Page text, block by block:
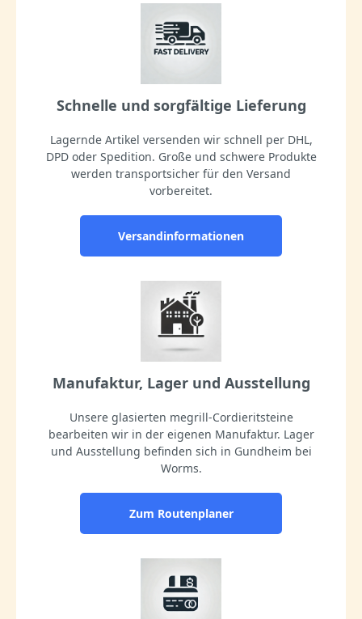
Schnelle und sorgfältige Lieferung
Lagernde Artikel versenden wir schnell per DHL,
DPD oder Spedition. Große und schwere Produkte
werden transportsicher für den Versand
vorbereitet.
Versandinformationen
Manufaktur, Lager und Ausstellung
Unsere glasierten megrill-Cordieritsteine
bearbeiten wir in der eigenen Manufaktur. Lager
und Ausstellung befinden sich in Gundheim bei
Worms.
Zum Routenplaner